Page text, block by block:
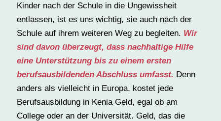
Kinder nach der Schule in die Ungewissheit
entlassen, ist es uns wichtig, sie auch nach der
Schule auf ihrem weiteren Weg zu begleiten. Wir
sind davon überzeugt, dass nachhaltige Hilfe
eine Unterstützung bis zu einem ersten
berufsausbildenden Abschluss umfasst. Denn
anders als vielleicht in Europa, kostet jede
Berufsausbildung in Kenia Geld, egal ob am
College oder an der Universität. Geld, das die